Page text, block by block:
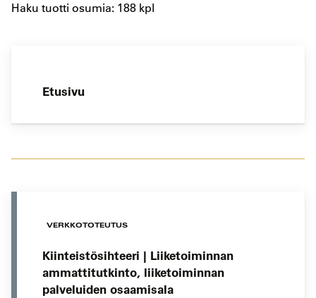
Haku tuotti osumia: 188 kpl
Etusivu
VERKKOTOTEUTUS
Kiinteistösihteeri | Liiketoiminnan
ammattitutkinto, liiketoiminnan
palveluiden osaamisala